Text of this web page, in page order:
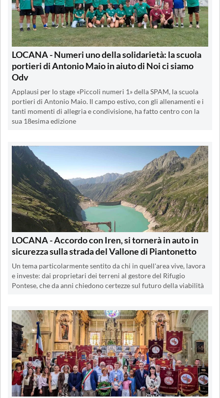
LOCANA - Numeri uno della solidarietà: la scuola
portieri di Antonio Maio in aiuto di Noi ci siamo
Odv
Applausi per lo stage «Piccoli numeri 1» della SPAM, la scuola
portieri di Antonio Maio. Il campo estivo, con gli allenamenti e i
tanti momenti di allegria e condivisione, ha fatto centro con la
sua 18esima edizione
LOCANA - Accordo con Iren, si tornerà in auto in
sicurezza sulla strada del Vallone di Piantonetto
Un tema particolarmente sentito da chi in quell'area vive, lavora
e investe: dai proprietari dei terreni al gestore del Rifugio
Pontese, che da anni chiedono certezze sul futuro della viabilità